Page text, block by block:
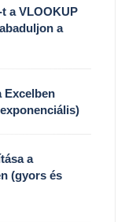
a VLOOKUP
a
Excelben
a
(gyors és